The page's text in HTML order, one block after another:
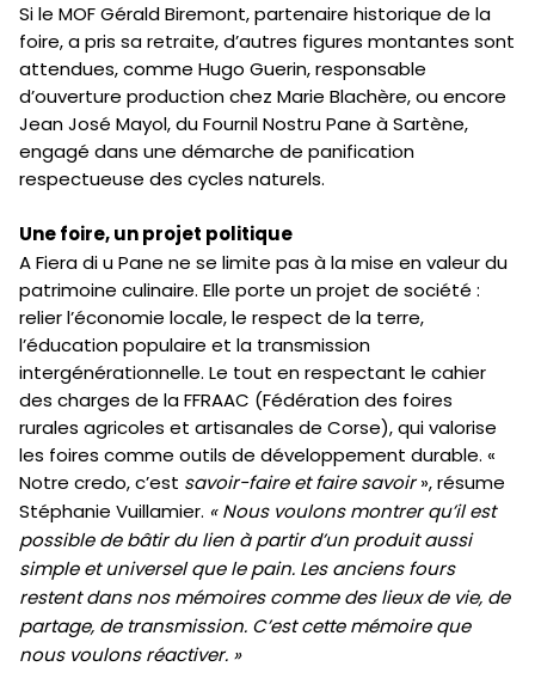
Si le MOF Gérald Biremont, partenaire historique de la
foire, a pris sa retraite, d’autres figures montantes sont
attendues, comme Hugo Guerin, responsable
d’ouverture production chez Marie Blachère, ou encore
Jean José Mayol, du Fournil Nostru Pane à Sartène,
engagé dans une démarche de panification
respectueuse des cycles naturels.
Une foire, un projet politique
A Fiera di u Pane ne se limite pas à la mise en valeur du
patrimoine culinaire. Elle porte un projet de société :
relier l’économie locale, le respect de la terre,
l’éducation populaire et la transmission
intergénérationnelle. Le tout en respectant le cahier
des charges de la FFRAAC (Fédération des foires
rurales agricoles et artisanales de Corse), qui valorise
les foires comme outils de développement durable. «
Notre credo, c’est savoir-faire et faire savoir», résume
Stéphanie Vuillamier. « Nous voulons montrer qu’il est
possible de bâtir du lien à partir d’un produit aussi
simple et universel que le pain. Les anciens fours
restent dans nos mémoires comme des lieux de vie, de
partage, de transmission. C’est cette mémoire que
nous voulons réactiver. »